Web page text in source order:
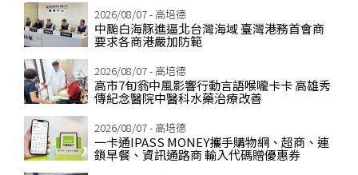
2026/08/07 - 高培德
中颱白海豚進逼北台灣海域 臺灣港務首會商
要求各商港嚴加防範
2026/08/07 - 高培德
高市7旬翁中風影響行動言語喉嚨卡卡 高雄秀
傳紀念醫院中醫科水藥治療改善
2026/08/07 - 高培德
一卡通IPASS MONEY攜手購物網、超商、連
鎖早餐、資訊通路商 輸入代碼贈優惠券